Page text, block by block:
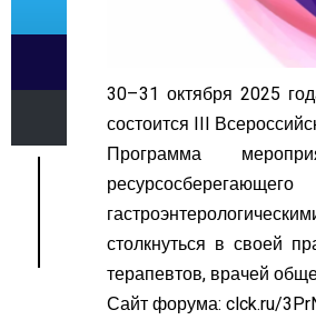
30–31 октября 2025
состоится III
Программа
столкнуться в своей
терапевтов, врачей
Сайт форума: clck.ru/